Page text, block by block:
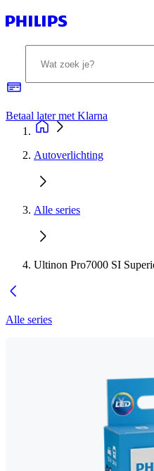
Betaal later met Klarna
Autoverlichting
Alle series
Ultinon Pro7000 SI
Alle series